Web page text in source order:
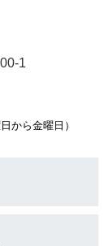
1
から金曜日）